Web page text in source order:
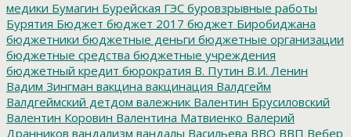
медики Бумагин Бурейская ГЭС буровзрывные работы
Бурятия Бюджет бюджет 2017 бюджет Биробиджана
бюджетники бюджетные деньги бюджетные организации
бюджетные средства бюджетные учреждения
бюджетный кредит бюрократия В. Путин В.И. Ленин
Вадим Зингман вакцина вакцинация Валдгейм
Валдгеймский детдом валежник Валентин Брусиловский
Валентин Коровин Валентина Матвиенко Валерий
Дранников вандализм вандалы Васильева ВВО ВВП Вебер